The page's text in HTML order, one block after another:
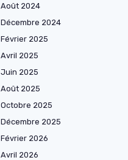
Août 2024
Décembre 2024
Février 2025
Avril 2025
Juin 2025
Août 2025
Octobre 2025
Décembre 2025
Février 2026
Avril 2026